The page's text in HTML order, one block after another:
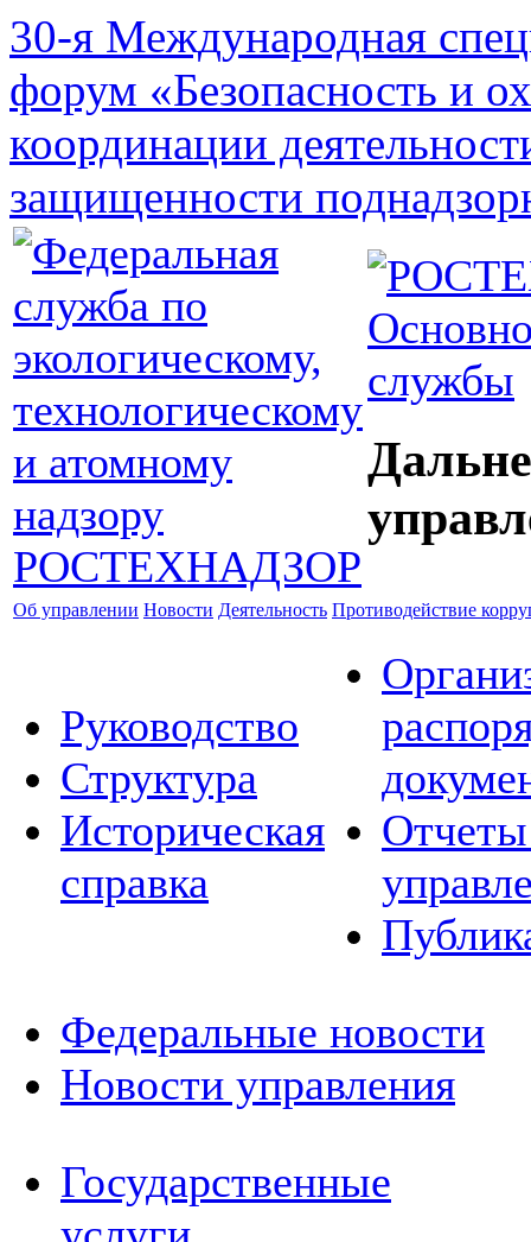
30-я Международная
форум «Безопасность и
координации
защищенности
службы
Об управлении Новости Деятельность Противодействие
Руководство
Структура
Историческая
справка
Отчеты
Федеральные новости
Новости управления
Государственные